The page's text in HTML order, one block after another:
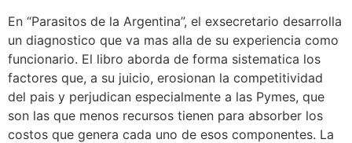
En “Parasitos de la Argentina”, el exsecretario desarrolla
un diagnostico que va mas alla de su experiencia como
funcionario. El libro aborda de forma sistematica los
factores que, a su juicio, erosionan la competitividad
del pais y perjudican especialmente a las Pymes, que
son las que menos recursos tienen para absorber los
costos que genera cada uno de esos componentes. La